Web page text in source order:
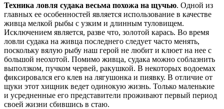
Техника ловля судака весьма похожа на щучью. Одной из
главных ее особенностей является использование в качестве
живца мелкой рыбы с узким и длинным туловищем.
Исключением является, разве что, золотой карась. Во время
ловли судака на живца последнего следует часто менять,
поскольку вялую рыбу наш герой не любит и клюет на нее с
большой неохотой. Помимо живца, судака можно соблазнить
выползком, пучком червей, ракушкой. В некоторых водоемах
фиксировался его клев на лягушонка и пиявку. В отличие от
щуки этот хищник ведет одинокую жизнь. Только маленькие
и усредненные его представители проживают первый период
своей жизни сбившись в стаю.